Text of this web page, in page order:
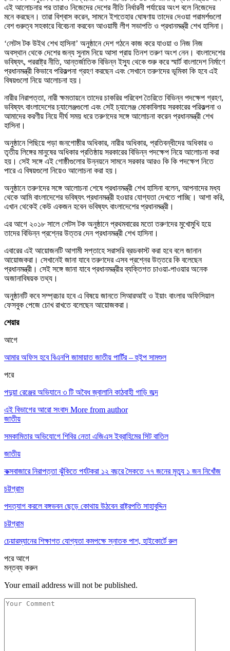
এই আলোচনার পর তারাও নিজেদের দেশের নীতি নির্ধারনী পর্যায়ের অংশ বলে নিজেদের
মনে করছেন। তারা বিশ্বাস করেন, সামনে ইশতেহার ঘোষণায় তাদের দেওয়া পরামর্শগুলো
বেশ গুরুত্ব সহকারে বিবেচনা করবেন আওয়ামী লীগ সভাপতি ও প্রধানমন্ত্রী শেখ হাসিনা।
‘লেটস টক উইথ শেখ হাসিনা’ অনুষ্ঠানে দেশ গঠনে কাজ করে যাওয়া ও নিজ নিজ
অবস্থান থেকে দেশের জন্য সুনাম নিয়ে আসা প্রায় তিনশ তরুণ অংশ নেন। বাংলাদেশের
ভবিষ্যৎ, পররাষ্ট্র নীতি, আন্তর্জাতিক বিভিন্ন ইস্যু থেকে শুরু করে স্মার্ট বাংলাদেশ নির্মাণে
প্রধানমন্ত্রী কিভাবে পরিকল্পনা গ্রহণ করছেন এবং সেখানে তরুণদের ভূমিকা কি হবে এই
বিষয়গুলো নিয়ে আলোচনা হয়।
নারীর নিরাপত্তা, নারী ক্ষমতায়নে তাদের চাকরির পরিবেশ তৈরিতে বিভিন্ন পদক্ষেপ গ্রহণ,
ভবিষ্যৎ বাংলাদেশের চ্যালেঞ্জগুলো এবং সেই চ্যালেঞ্জ মোকাবিলায় সরকারের পরিকল্পনা ও
আমাদের করণীয় নিয়ে দীর্ঘ সময় ধরে তরুণদের সঙ্গে আলোচনা করেন প্রধানমন্ত্রী শেখ
হাসিনা।
অনুষ্ঠানে পিছিয়ে পড়া জনগোষ্ঠীর অধিকার, নারীর অধিকার, প্রতিবন্ধীদের অধিকার ও
তৃতীয় লিঙ্গের মানুষের অধিকার প্রতিষ্ঠায় সরকারের বিভিন্ন পদক্ষেপ নিয়ে আলোচনা করা
হয়। সেই সঙ্গে এই গোষ্ঠীগুলোর উন্নয়নে সামনে সরকার আরও কি কি পদক্ষেপ নিতে
পারে এ বিষয়গুলো নিয়েও আলোচনা করা হয়।
অনুষ্ঠানে তরুণদের সঙ্গে আলোচনা শেষে প্রধানমন্ত্রী শেখ হাসিনা বলেন, আপনাদের মধ্য
থেকে আমি বাংলাদেশের ভবিষ্যৎ প্রধানমন্ত্রী হওয়ার যোগ্যতা দেখতে পাচ্ছি। আশা করি,
এখান থেকেই কেউ একজন হবেন ভবিষ্যৎ বাংলাদেশের প্রধানমন্ত্রী।
এর আগে ২০১৮ সালে লেটস টক অনুষ্ঠানে প্রথমবারের মতো তরুণদের মুখোমুখি হয়ে
তাদের বিভিন্ন প্রশ্নের উত্তর দেন প্রধানমন্ত্রী শেখ হাসিনা।
এবারের এই আয়োজনটি আগামী সপ্তাহে সরাসরি ব্রডকাস্ট করা হবে বলে জানান
আয়োজকরা। সেখানেই জানা যাবে তরুণদের এসব প্রশ্নের উত্তরে কি বলেছেন
প্রধানমন্ত্রী। সেই সঙ্গে জানা যাবে প্রধানমন্ত্রীর ব্যক্তিগত চাওয়া-পাওয়ার অনেক
অজানাবিষয়ক তথ্য।
অনুষ্ঠানটি কবে সম্প্রচার হবে এ বিষয়ে জানতে সিআরআই ও ইয়াং বাংলার অফিসিয়াল
ফেসবুক পেজে চোখ রাখতে বলেছেন আয়োজকরা।
শেয়ার
আগে
আমার অফিস হবে বিএনপি জামায়াত জাতীয় পার্টির – হুইপ সামশুল
পরে
পদুয়া রেঞ্জের অভিযানে ৩ টি অবৈধ জ্বালানি কাঠবাহী গাড়ি জব্দ
এই বিভাগের আরো সংবাদ More from author
জাতীয়
সমকামিতার অভিযোগে শিবির নেতা এজিএস ইব্রাহিমের সিট বাতিল
জাতীয়
কক্সবাজারে নিরাপত্তা ঝুঁকিতে পর্যটকরা ১২ বছরে সৈকতে ৭৭ জনের মৃত্যু ১ জন নিখোঁজ
চট্টগ্রাম
পদত্যাগ করলে বঙ্গভবন ছেড়ে কোথায় উঠবেন রাষ্ট্রপতি সাহাবুদ্দিন
চট্টগ্রাম
চেয়ারম্যানের শিক্ষাগত যোগ্যতা কমপক্ষে স্নাতক পাশ, হাইকোর্টে রুল
পরেআগে
মন্তব্য করুন
Your email address will not be published.